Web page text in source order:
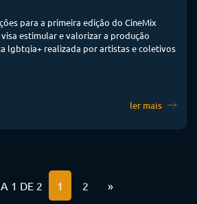
para a primeira edição do CineMix
estimular e valorizar a produção
lgbtqia+ realizada por artistas e coletivos
ler mais
1 DE 2 1 2 »